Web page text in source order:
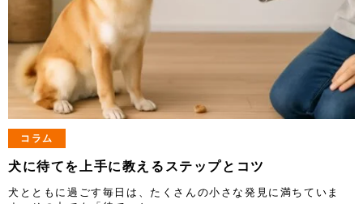
コラム
犬に待てを上手に教えるステップとコツ
犬とともに過ごす毎日は、たくさんの小さな発見に満ちていま